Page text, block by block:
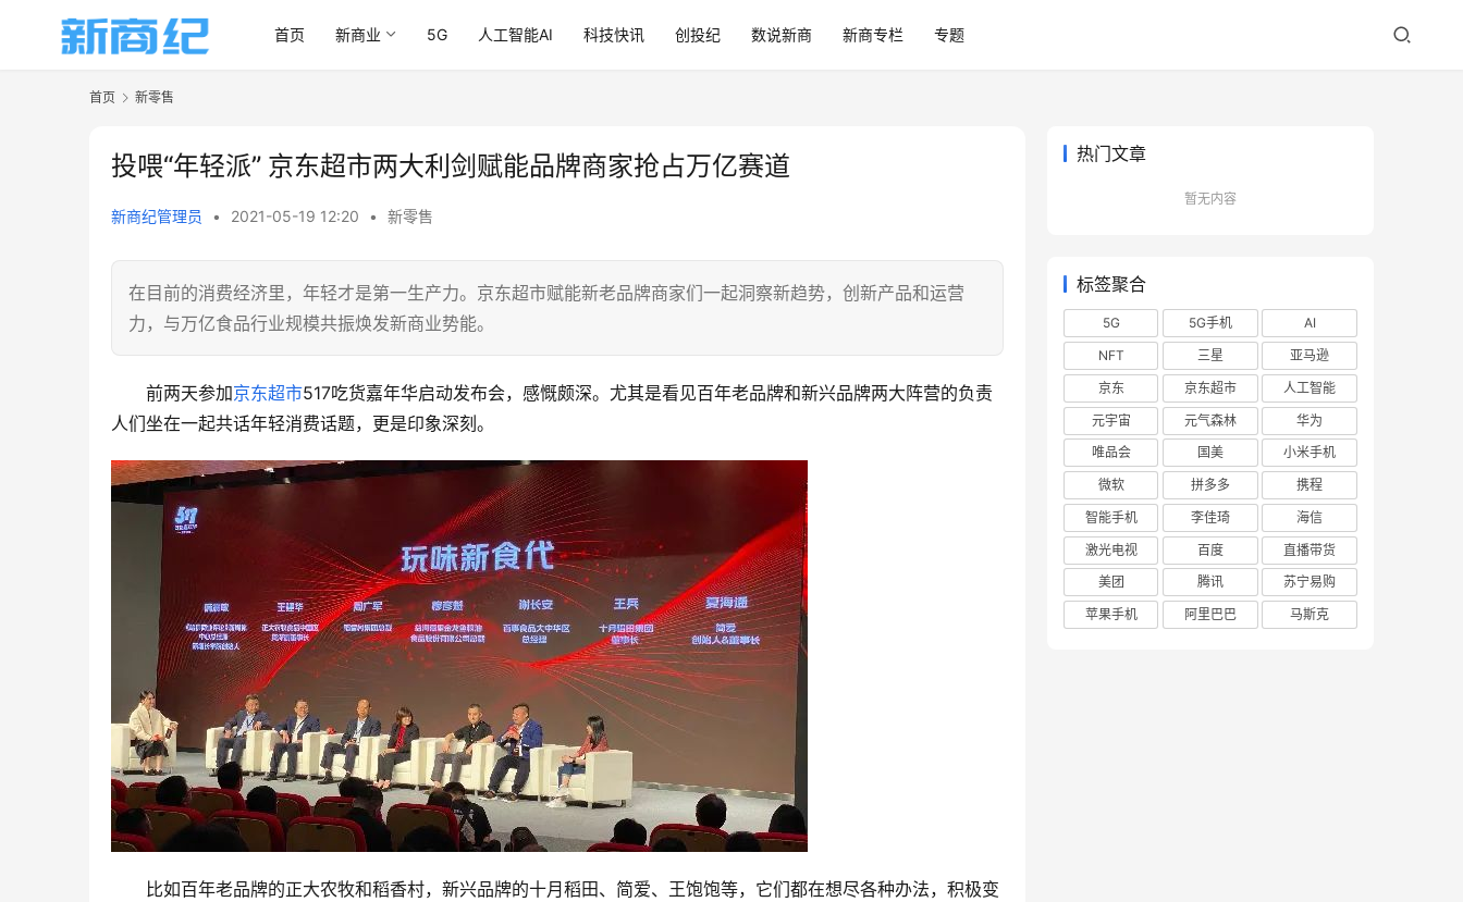
首页 新商业 5G 人工智能AI 科技快讯 创投纪 数说新商 新商专栏 专题
首页 新零售
投喂“年轻派” 京东超市两大利剑赋能品牌商家抢占万亿赛道
新商纪管理员 • 2021-05-19 12:20 • 新零售
在目前的消费经济里，年轻才是第一生产力。京东超市赋能新老品牌商家们一起洞察新趋势，创新产品和运营
力，与万亿食品行业规模共振焕发新商业势能。
前两天参加京东超市517吃货嘉年华启动发布会，感慨颇深。尤其是看见百年老品牌和新兴品牌两大阵营的负责
人们坐在一起共话年轻消费话题，更是印象深刻。
比如百年老品牌的正大农牧和稻香村，新兴品牌的十月稻田、简爱、王饱饱等，它们都在想尽各种办法，积极变
热门文章
暂无内容
标签聚合
5G 5G手机
AI
NFT
三星
亚马逊
京东
京东超市
人工智能
元宇宙
元气森林
华为
唯品会
国美
小米手机
微软
拼多多
携程
智能手机
李佳琦
海信
激光电视
百度
直播带货
美团
腾讯
苏宁易购
苹果手机
阿里巴巴 马斯克